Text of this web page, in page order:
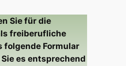
Sie für die
freiberufliche
folgende Formular
es entsprechend